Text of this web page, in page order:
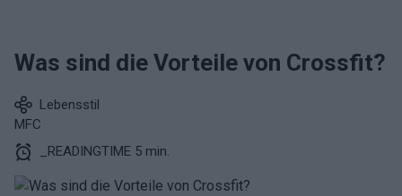
Was sind die Vorteile von Crossfit?
Lebensstil
MFC
_READINGTIME 5 min.